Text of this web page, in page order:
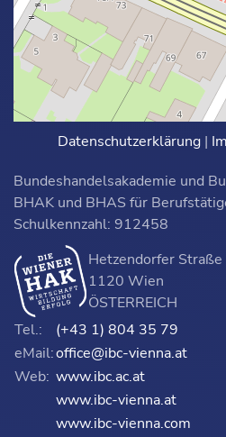
Datenschutzerklärung |
Bundeshandelsakademie und
BHAK und BHAS für
Schulkennzahl: 912458
Hetzendorfer
1120 Wien
ÖSTERREICH
Tel.:
(+43 1) 804 35 79
eMail:office@ibc-vienna.at
Web: www.ibc.ac.at
www.ibc-vienna.at
www.ibc-vienna.com